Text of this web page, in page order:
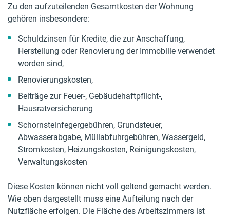
Zu den aufzuteilenden Gesamtkosten der Wohnung
gehören insbesondere:
Schuldzinsen für Kredite, die zur Anschaffung,
Herstellung oder Renovierung der Immobilie verwendet
worden sind,
Renovierungskosten,
Beiträge zur Feuer-, Gebäudehaftpflicht-,
Hausratversicherung
Schornsteinfegergebühren, Grundsteuer,
Abwasserabgabe, Müllabfuhrgebühren, Wassergeld,
Stromkosten, Heizungskosten, Reinigungskosten,
Verwaltungskosten
Diese Kosten können nicht voll geltend gemacht werden.
Wie oben dargestellt muss eine Aufteilung nach der
Nutzfläche erfolgen. Die Fläche des Arbeitszimmers ist